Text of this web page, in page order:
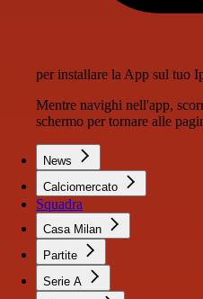
per installare la App sul tuo
Mentre navighi nell'app,
schermo per tornare alle
News
Calciomercato
Squadra
Casa Milan
Partite
Serie A